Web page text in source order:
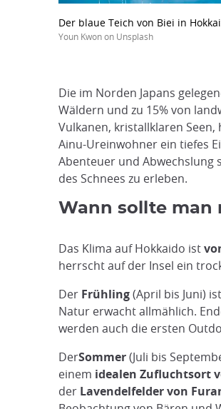
Der blaue Teich von Biei in
Youn Kwon on Unsplash
Die im Norden Japans
Wäldern und zu 15% von
Vulkanen, kristallklaren
Ainu-Ureinwohner ein tiefes
Abenteuer und Abwechslung
des Schnees zu erleben.
Wann sollte man
Das Klima auf Hokkaido ist
herrscht auf der Insel ein
Der Frühling(April bis Juni)
Natur erwacht allmählich.
werden auch die ersten
DerSommer(Juli bis
einem idealen Zufluchtsort
der Lavendelfelder von